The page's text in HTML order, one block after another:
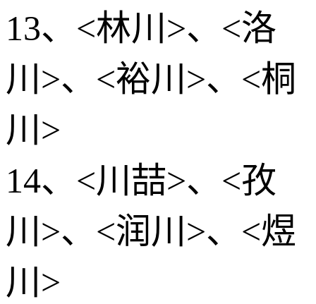
13、<林川>、<洛
川>、<裕川>、<桐
川>
14、<川喆>、<孜
川>、<润川>、<煜
川>